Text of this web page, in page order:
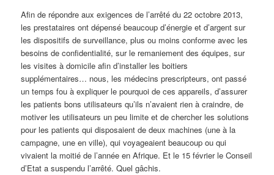
Afin de répondre aux exigences de l’arrêté du 22 octobre 2013,
les prestataires ont dépensé beaucoup d’énergie et d’argent sur
les dispositifs de surveillance, plus ou moins conforme avec les
besoins de confidentialité, sur le remaniement des équipes, sur
les visites à domicile afin d’installer les boitiers
supplémentaires… nous, les médecins prescripteurs, ont passé
un temps fou à expliquer le pourquoi de ces appareils, d’assurer
les patients bons utilisateurs qu’ils n’avaient rien à craindre, de
motiver les utilisateurs un peu limite et de chercher les solutions
pour les patients qui disposaient de deux machines (une à la
campagne, une en ville), qui voyageaient beaucoup ou qui
vivaient la moitié de l’année en Afrique. Et le 15 février le Conseil
d’Etat a suspendu l’arrêté. Quel gâchis.